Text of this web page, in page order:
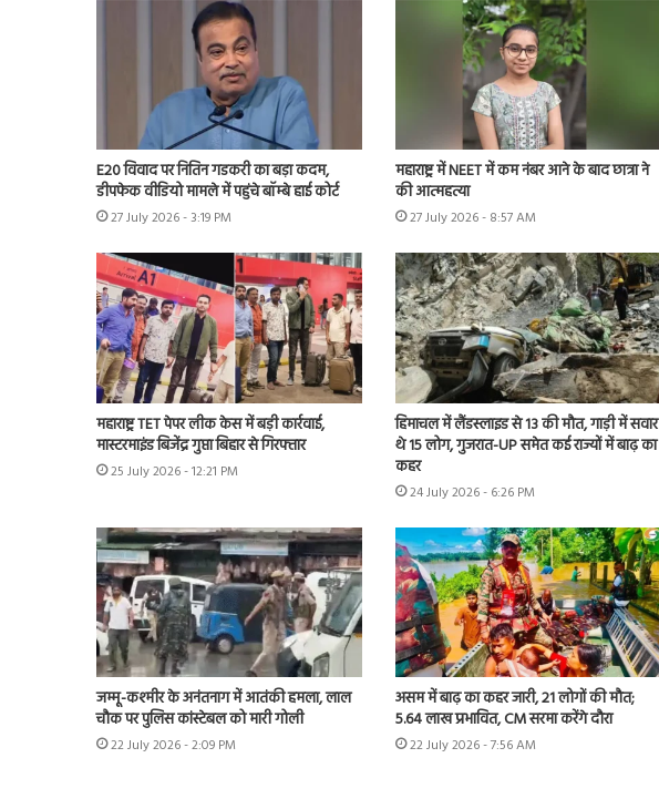
E20 विवाद पर नितिन गडकरी का बड़ा कदम,
डीपफेक वीडियो मामले में पहुंचे बॉम्बे हाई कोर्ट
27 July 2026 - 3:19 PM
महाराष्ट्र में NEET में कम नंबर आने के बाद छात्रा ने
की आत्महत्या
27 July 2026 - 8:57 AM
महाराष्ट्र TET पेपर लीक केस में बड़ी कार्रवाई,
मास्टरमाइंड बिजेंद्र गुप्ता बिहार से गिरफ्तार
25 July 2026 - 12:21 PM
हिमाचल में लैंडस्लाइड से 13 की मौत, गाड़ी में सवार
थे 15 लोग, गुजरात-UP समेत कई राज्यों में बाढ़ का
कहर
24 July 2026 - 6:26 PM
जम्मू-कश्मीर के अनंतनाग में आतंकी हमला, लाल
चौक पर पुलिस कांस्टेबल को मारी गोली
22 July 2026 - 2:09 PM
असम में बाढ़ का कहर जारी, 21 लोगों की मौत;
5.64 लाख प्रभावित, CM सरमा करेंगे दौरा
22 July 2026 - 7:56 AM